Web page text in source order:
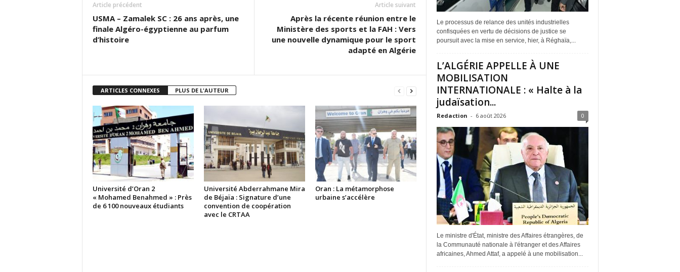
Article précédent
USMA – Zamalek SC : 26 ans après, une
finale Algéro-égyptienne au parfum
d’histoire
Article suivant
Après la récente réunion entre le
Ministère des sports et la FAH : Vers
une nouvelle dynamique pour le sport
adapté en Algérie
ARTICLES CONNEXES PLUS DE L'AUTEUR
Université d’Oran 2
« Mohamed Benahmed » : Près
de 6 100 nouveaux étudiants
Université Abderrahmane Mira
de Béjaïa : Signature d’une
convention de coopération
avec le CRTAA
Oran : La métamorphose
urbaine s’accélère
Le processus de relance des unités industrielles
confisquées en vertu de décisions de justice se
poursuit avec la mise en service, hier, à Réghaïa,...
L’ALGÉRIE APPELLE À UNE
MOBILISATION
INTERNATIONALE : « Halte à la
judaïsation...
Redaction - 6 août 2026 0
Le ministre d'État, ministre des Affaires étrangères, de
la Communauté nationale à l'étranger et des Affaires
africaines, Ahmed Attaf, a appelé à une mobilisation...